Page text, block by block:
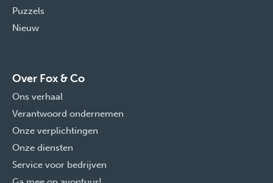
Puzzels
Nieuw
Over Fox & Co
Ons verhaal
Verantwoord ondernemen
Onze verplichtingen
Onze diensten
Service voor bedrijven